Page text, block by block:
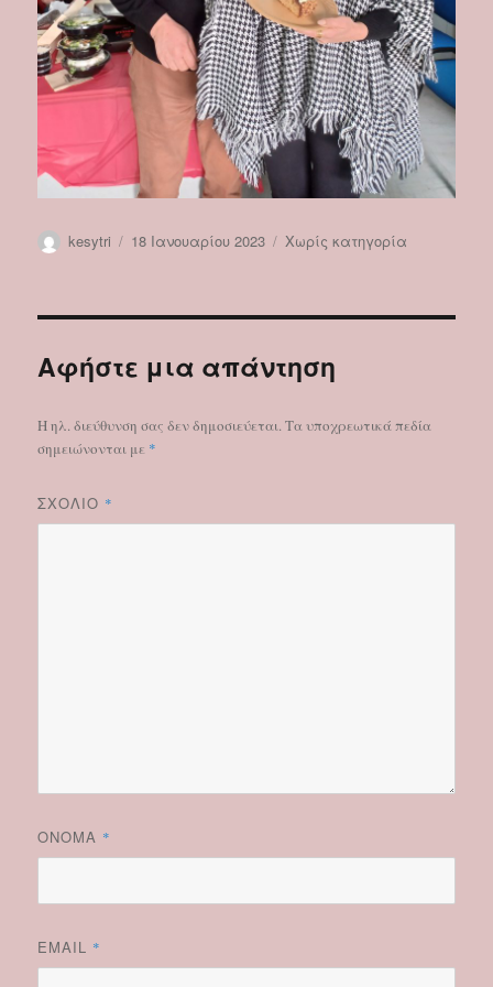
Συντάκτης
kesytri
Δημοσιεύτηκε
18 Ιανουαρίου 2023 Κατηγορίες
Χωρίς κατηγορία
Αφήστε μια απάντηση
Η ηλ. διεύθυνση σας δεν δημοσιεύεται.Τα υποχρεωτικά πεδία
σημειώνονται με *
ΣΧΌΛΙΟ *
ΌΝΟΜΑ *
EMAIL *